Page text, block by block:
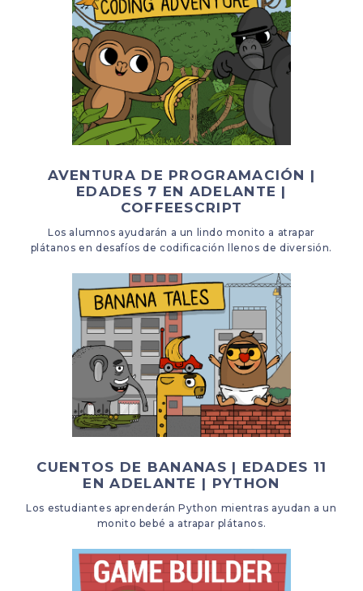
AVENTURA DE PROGRAMACIÓN |
EDADES 7 EN ADELANTE |
COFFEESCRIPT
Los alumnos ayudarán a un lindo monito a atrapar
plátanos en desafíos de codificación llenos de diversión.
CUENTOS DE BANANAS | EDADES 11
EN ADELANTE | PYTHON
Los estudiantes aprenderán Python mientras ayudan a un
monito bebé a atrapar plátanos.